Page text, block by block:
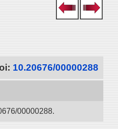
10.20676/00000288
00000288.